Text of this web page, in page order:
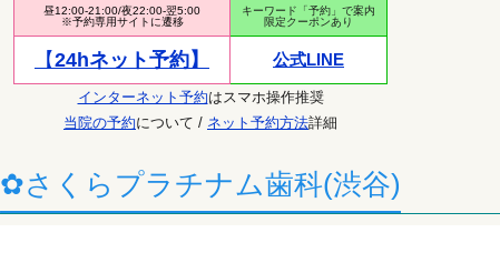
昼12:00-21:00/夜22:00-翌5:00
※予約専用サイトに遷移
キーワード「予約」で案内
限定クーポンあり
【24hネット予約】 公式LINE
インターネット予約はスマホ操作推奨
当院の予約について / ネット予約方法詳細
✿さくらプラチナム歯科(渋谷)